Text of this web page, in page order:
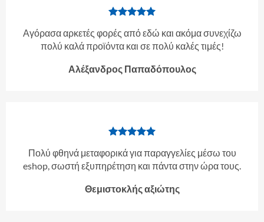
Αγόρασα αρκετές φορές από εδώ και ακόμα συνεχίζω
πολύ καλά προϊόντα και σε πολύ καλές τιμές!
Αλέξανδρος Παπαδόπουλος
Πολύ φθηνά μεταφορικά για παραγγελίες μέσω του
eshop, σωστή εξυπηρέτηση και πάντα στην ώρα τους.
Θεμιστοκλής αξιώτης